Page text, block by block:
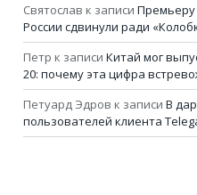
Святослав к записи Премьеру
России сдвинули ради
Петр к записи Китай мог
20: почему эта цифра
Петуард Эдров к записи В
пользователей клиента